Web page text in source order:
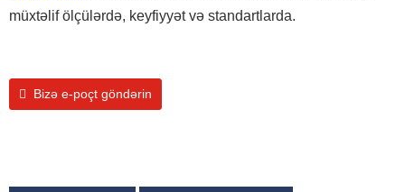
müxtəlif ölçülərdə, keyfiyyət və standartlarda.
Bizə e-poçt göndərin